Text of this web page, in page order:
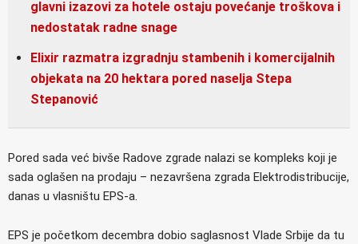
glavni izazovi za hotele ostaju povećanje troškova i
nedostatak radne snage
Elixir razmatra izgradnju stambenih i komercijalnih
objekata na 20 hektara pored naselja Stepa
Stepanović
Pored sada već bivše Radove zgrade nalazi se kompleks koji je
sada oglašen na prodaju – nezavršena zgrada Elektrodistribucije,
danas u vlasništu EPS-a.
EPS je početkom decembra dobio saglasnost Vlade Srbije da tu